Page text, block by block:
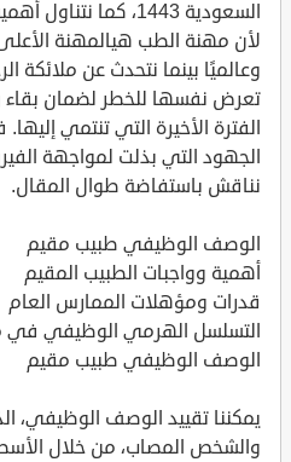
السعودية 1443، كما
لأن مهنة الطب هيالمهنة الأعلى
وعالميًا بينما نتحدث عن ملائكة
تعرض نفسها للخطر لضمان بقاء
الفترة الأخيرة التي تنتمي
الجهود التي بذلت لمواجهة
نناقش باستفاضة طوال المقال.
الوصف الوظيفي طبيب مقيم
أهمية وواجبات الطبيب المقيم
قدرات ومؤهلات الممارس العام
التسلسل الهرمي الوظيفي في
الوصف الوظيفي طبيب مقيم
يمكننا تقييد الوصف الوظيفي،
والشخص المصاب، من خلال